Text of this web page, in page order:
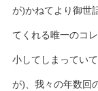
が)かねてより御世
てくれる唯一のコ
小してしまってい
が)、我々の年数回